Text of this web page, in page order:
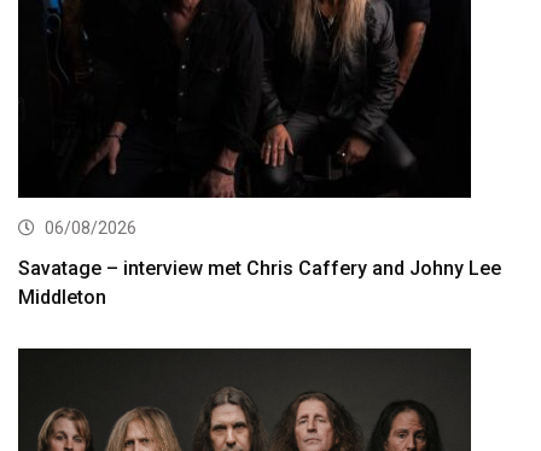
06/08/2026
Savatage – interview met Chris Caffery and Johny Lee
Middleton